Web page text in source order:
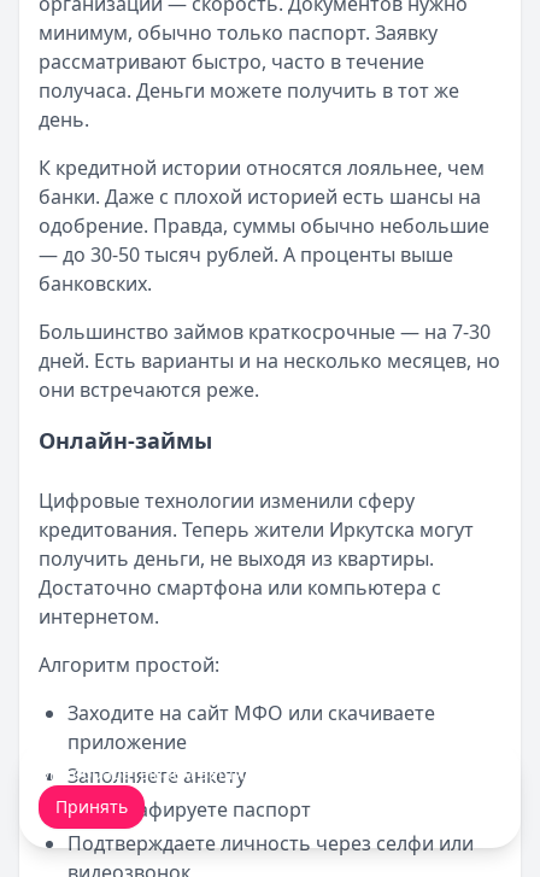
минимум, обычно только паспорт. Заявку
рассматривают быстро, часто в течение
получаса. Деньги можете получить в тот же
день.
К кредитной истории относятся лояльнее, чем
банки. Даже с плохой историей есть шансы на
одобрение. Правда, суммы обычно небольшие
— до 30-50 тысяч рублей. А проценты выше
банковских.
Большинство займов краткосрочные — на 7-30
дней. Есть варианты и на несколько месяцев, но
они встречаются реже.
Онлайн-займы
Цифровые технологии изменили сферу
кредитования. Теперь жители Иркутска могут
получить деньги, не выходя из квартиры.
Достаточно смартфона или компьютера с
интернетом.
Алгоритм простой:
Заходите на сайт МФО или скачиваете
приложение
Заполняете анкету
Фотографируете паспорт
Подтверждаете личность через селфи или
Мы обрабатываем ваши
Принять